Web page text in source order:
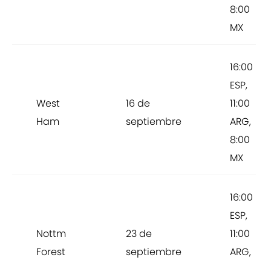
8:00
MX
West
Ham
16 de
septiembre
16:00
ESP,
11:00
ARG,
8:00
MX
Nottm
Forest
23 de
septiembre
16:00
ESP,
11:00
ARG,